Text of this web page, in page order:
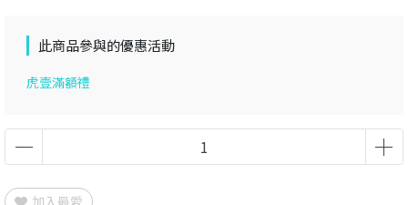
此商品參與的優惠活動
虎壹滿額禮